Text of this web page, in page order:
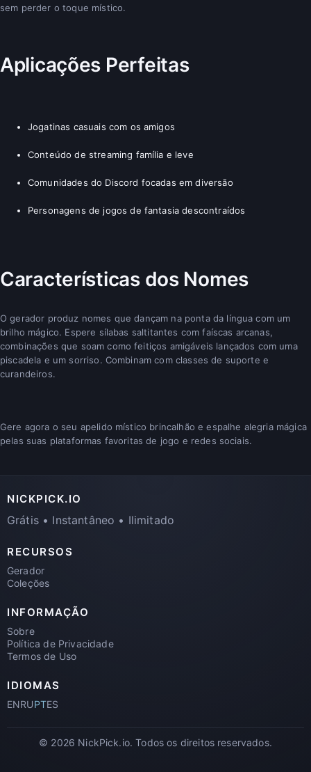
sem perder o toque místico.
Aplicações Perfeitas
Jogatinas casuais com os amigos
Conteúdo de streaming família e leve
Comunidades do Discord focadas em diversão
Personagens de jogos de fantasia descontraídos
Características dos Nomes
O gerador produz nomes que dançam na ponta da língua com um
brilho mágico. Espere sílabas saltitantes com faíscas arcanas,
combinações que soam como feitiços amigáveis lançados com uma
piscadela e um sorriso. Combinam com classes de suporte e
curandeiros.
Gere agora o seu apelido místico brincalhão e espalhe alegria mágica
pelas suas plataformas favoritas de jogo e redes sociais.
NICKPICK.IO
Grátis • Instantâneo • Ilimitado
RECURSOS
Gerador
Coleções
INFORMAÇÃO
Sobre
Política de Privacidade
Termos de Uso
IDIOMAS
ENRUPTES
© 2026 NickPick.io. Todos os direitos reservados.